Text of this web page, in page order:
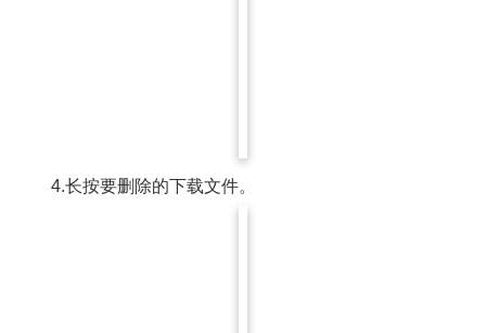
4.长按要删除的下载文件。